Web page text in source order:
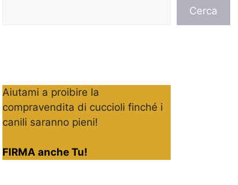
Cerca
Aiutami a proibire la
compravendita di cuccioli finché i
canili saranno pieni!
FIRMA anche Tu!